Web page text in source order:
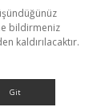
bildirmeniz
kaldırılacaktır.